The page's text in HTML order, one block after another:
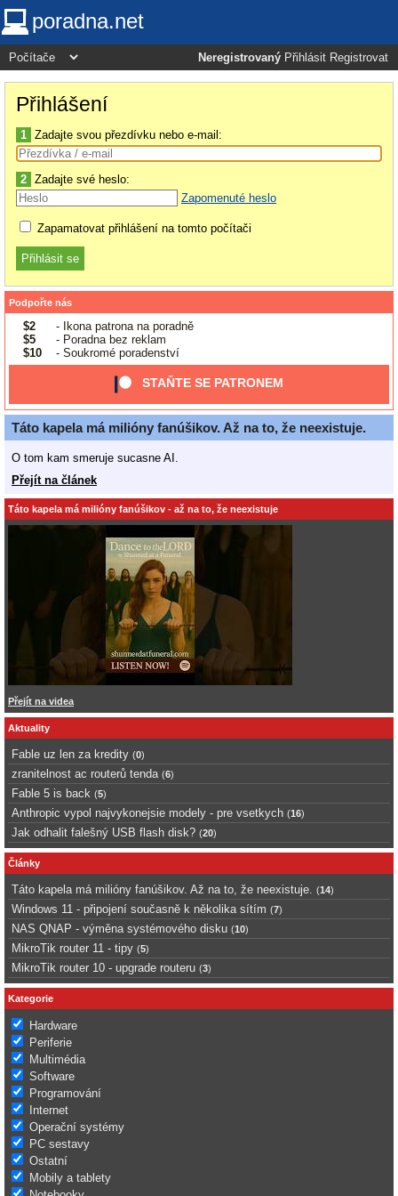
poradna.net
Neregistrovaný Přihlásit Registrovat
Přihlášení
1 Zadajte svou přezdívku nebo e-mail:
2 Zadajte své heslo:
Zapomenuté heslo
Zapamatovat přihlášení na tomto počítači
Podpořte nás
$2
- Ikona patrona na poradně
$5
- Poradna bez reklam
$10
- Soukromé poradenství
STAŇTE SE PATRONEM
Táto kapela má milióny fanúšikov. Až na to, že neexistuje.
O tom kam smeruje sucasne AI.
Přejít na článek
Táto kapela má milióny fanúšikov - až na to, že neexistuje
Přejít na videa
Aktuality
Fable uz len za kredity (0)
zranitelnost ac routerů tenda (6)
Fable 5 is back (5)
Anthropic vypol najvykonejsie modely - pre vsetkych (16)
Jak odhalit falešný USB flash disk? (20)
Články
Táto kapela má milióny fanúšikov. Až na to, že neexistuje. (14)
Windows 11 - připojení současně k několika sítím (7)
NAS QNAP - výměna systémového disku (10)
MikroTik router 11 - tipy (5)
MikroTik router 10 - upgrade routeru (3)
Kategorie
Hardware
Periferie
Multimédia
Software
Programování
Internet
Operační systémy
PC sestavy
Ostatní
Mobily a tablety